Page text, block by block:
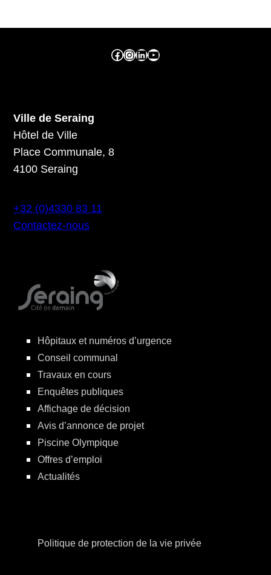
Facebook ville de seraing Instragram ville de seraing linkedin – ville de seraing YouTube
Ville de Seraing
Hôtel de Ville
Place Communale, 8
4100 Seraing
+32 (0)4330 83 11
Contactez-nous
Hôpitaux et numéros d’urgence
Conseil communal
Travaux en cours
Enquêtes publiques
Affichage de décision
Avis d’annonce de projet
Piscine Olympique
Offres d’emploi
Actualités
Politique de protection de la vie privée